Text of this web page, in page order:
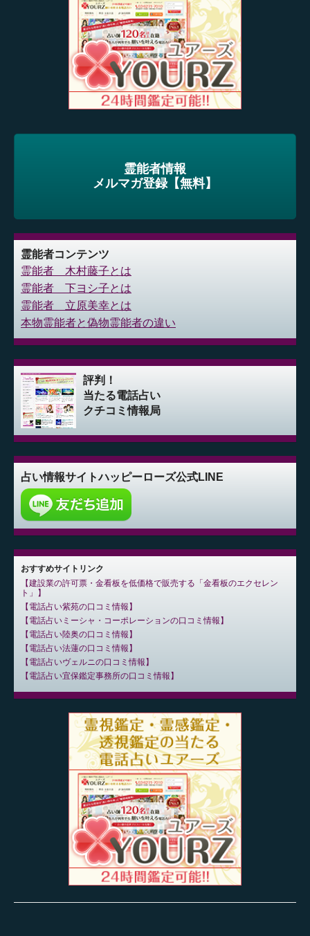
霊能者情報
メルマガ登録【無料】
霊能者コンテンツ
霊能者 木村藤子とは
霊能者 下ヨシ子とは
霊能者 立原美幸とは
本物霊能者と偽物霊能者の違い
評判！
当たる電話占い
クチコミ情報局
占い情報サイトハッピーローズ公式LINE
おすすめサイトリンク
建設業の許可票・金看板を低価格で販売する「金看板のエクセレン
ト」
電話占い紫苑の口コミ情報
電話占いミーシャ・コーポレーションの口コミ情報
電話占い陸奥の口コミ情報
電話占い法蓮の口コミ情報
電話占いヴェルニの口コミ情報
電話占い宜保鑑定事務所の口コミ情報